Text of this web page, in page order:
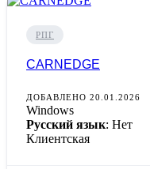
РПГ
CARNEDGE
ДОБАВЛЕНО 20.01.2026
Windows
Русский язык: Нет
Клиентская